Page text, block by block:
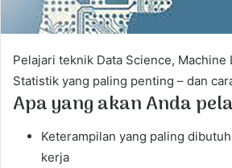
Pelajari teknik Data Science, Machine
Statistik yang paling penting – dan
Apa yang akan Anda
Keterampilan yang paling
kerja